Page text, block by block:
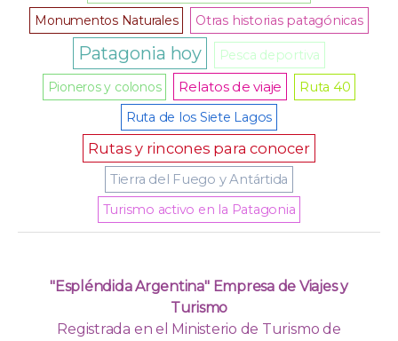
Monumentos Naturales Otras historias patagónicas
Patagonia hoy
Pesca deportiva
Pioneros y colonos
Relatos de viaje
Ruta 40
Ruta de los Siete Lagos
Rutas y rincones para conocer
Tierra del Fuego y Antártida
Turismo activo en la Patagonia
"Espléndida Argentina" Empresa de Viajes y
Turismo
Registrada en el Ministerio de Turismo de